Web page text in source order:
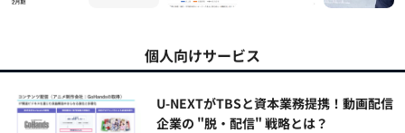
個人向けサービス
U-NEXTがTBSと資本業務提携！動画配信
企業の "脱・配信" 戦略とは？